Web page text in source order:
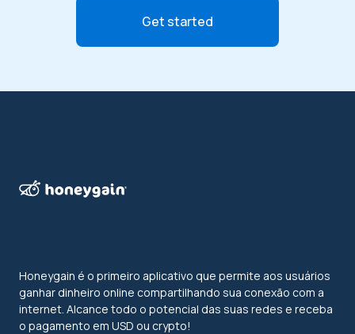
Get started
Honeygain é o primeiro aplicativo que permite aos usuários
ganhar dinheiro online compartilhando sua conexão com a
internet. Alcance todo o potencial das suas redes e receba
o pagamento em USD ou crypto!